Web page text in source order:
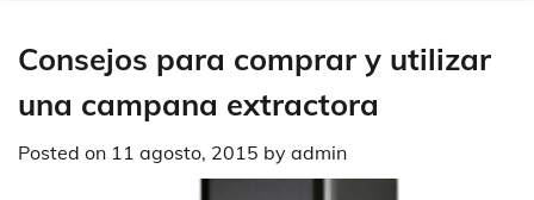
Consejos para comprar y utilizar
una campana extractora
Posted on 11 agosto, 2015 by admin